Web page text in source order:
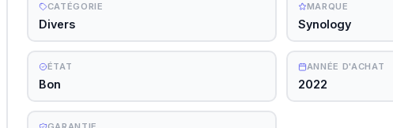
CATÉGORIE
Divers
MARQUE
Synology
ÉTAT
Bon
ANNÉE D'ACHAT
2022